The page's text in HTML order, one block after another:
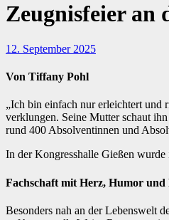
Zeugnisfeier an
12. September 2025
Von Tiffany Pohl
„Ich bin einfach nur erleichtert und richtig gespannt, was jetzt kommt“, sagt ein Absolvent mit dem Abschluss in Politik und Geschichte. Die Zeugnisvergabe ist gerade vorbei, der Applaus noch nicht ganz
verklungen. Seine Mutter schaut
rund 400 Absolventinnen und
In der Kongresshalle Gießen
Fachschaft mit Herz, Humor
Besonders nah an der Lebenswelt